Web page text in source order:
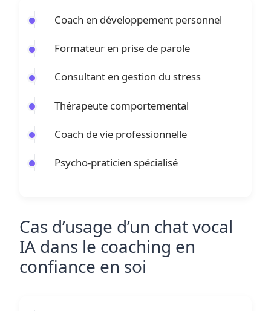
Coach en développement personnel
Formateur en prise de parole
Consultant en gestion du stress
Thérapeute comportemental
Coach de vie professionnelle
Psycho-praticien spécialisé
Cas d’usage d’un chat vocal
IA dans le coaching en
confiance en soi